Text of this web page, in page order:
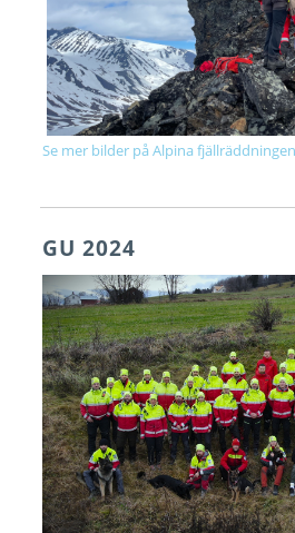
Se mer bilder på Alpina fjällräddningen
GU 2024